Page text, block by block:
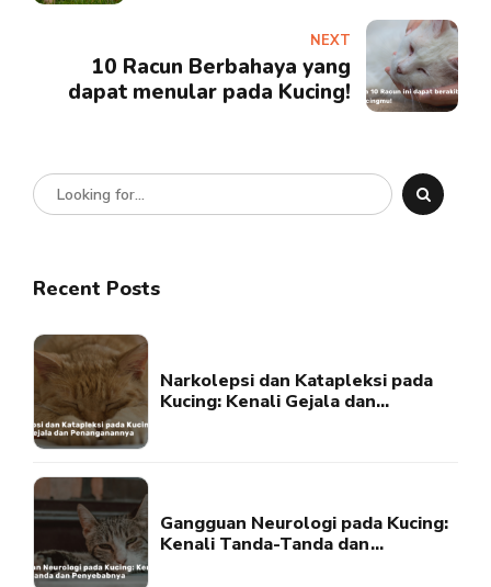
NEXT
10 Racun Berbahaya yang
dapat menular pada Kucing!
Recent Posts
Narkolepsi dan Katapleksi pada
Kucing: Kenali Gejala dan
Gangguan Neurologi pada Kucing:
Kenali Tanda-Tanda dan